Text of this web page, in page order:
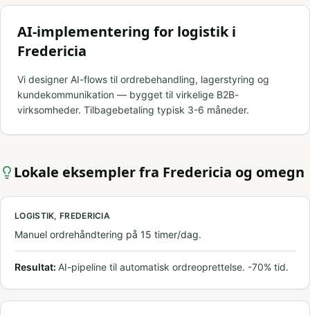
AI-implementering for logistik i
Fredericia
Vi designer AI-flows til ordrebehandling, lagerstyring og
kundekommunikation — bygget til virkelige B2B-
virksomheder. Tilbagebetaling typisk 3-6 måneder.
Lokale eksempler fra Fredericia og omegn
LOGISTIK, FREDERICIA
Manuel ordrehåndtering på 15 timer/dag.
Resultat: AI-pipeline til automatisk ordreoprettelse. -70% tid.